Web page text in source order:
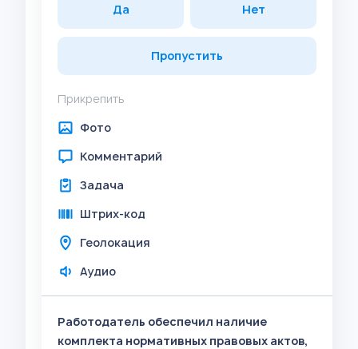
Да Нет
Пропустить
Прикрепить
Фото
Комментарий
Задача
Штрих-код
Геолокация
Аудио
Работодатель обеспечил наличие
комплекта нормативных правовых актов,